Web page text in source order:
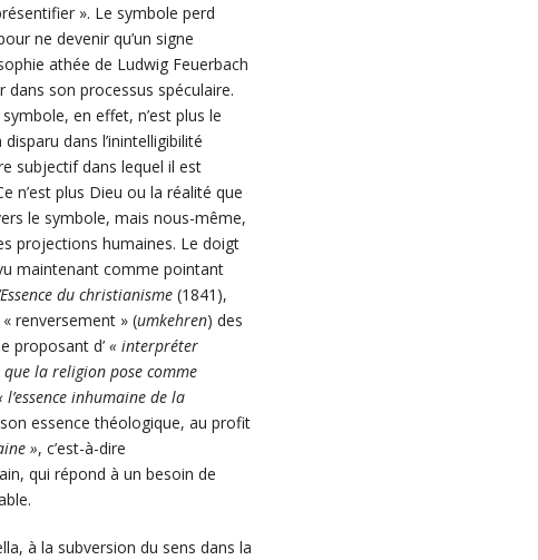
». Le symbole perd
ne devenir qu’un signe
athée de Ludwig Feuerbach
dans son processus spéculaire.
en effet, n’est plus le
dans l’inintelligibilité
subjectif dans lequel il est
n’est plus Dieu ou la réalité que
le symbole, mais nous-même,
projections humaines. Le doigt
maintenant comme pointant
du christianisme (1841),
renversement » (umkehren) des
proposant d’ « interpréter
la religion pose comme
l’essence inhumaine de la
son essence théologique, au profit
», c’est-à-dire
qui répond à un besoin de
à la subversion du sens dans la